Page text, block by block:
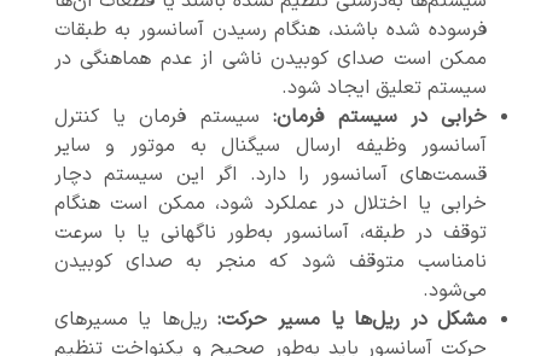
فرسوده شده باشند، هنگام رسیدن آسانسور به طبقات
ممکن است صدای کوبیدن ناشی از عدم هماهنگی در
سیستم تعلیق ایجاد شود.
خرابی در سیستم فرمان:سیستم فرمان یا کنترل
آسانسور وظیفه ارسال سیگنال به موتور و سایر
قسمت‌های آسانسور را دارد. اگر این سیستم دچار
خرابی یا اختلال در عملکرد شود، ممکن است هنگام
توقف در طبقه، آسانسور به‌طور ناگهانی یا با سرعت
نامناسب متوقف شود که منجر به صدای کوبیدن
می‌شود.
مشکل در ریل‌ها یا مسیر حرکت:ریل‌ها یا مسیرهای
حرکت آسانسور باید به‌طور صحیح و یکنواخت تنظیم